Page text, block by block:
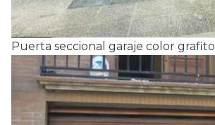
Puerta seccional garaje color grafito